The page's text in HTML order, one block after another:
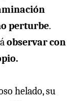
perturbe.
observar con
helado, su